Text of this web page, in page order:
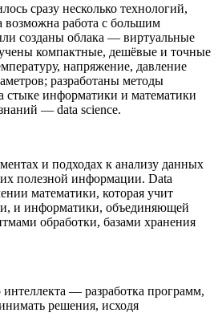
сразу несколько технологий,
возможна работа с большим
созданы облака — виртуальные
компактные, дешёвые и точные
напряжение, давление
разработаны методы
стыке информатики и математики
— data science.
и подходах к анализу данных
полезной информации. Data
математики, которая учит
и информатики, объединяющей
обработки, базами хранения
интеллекта — разработка программ,
решения, исходя